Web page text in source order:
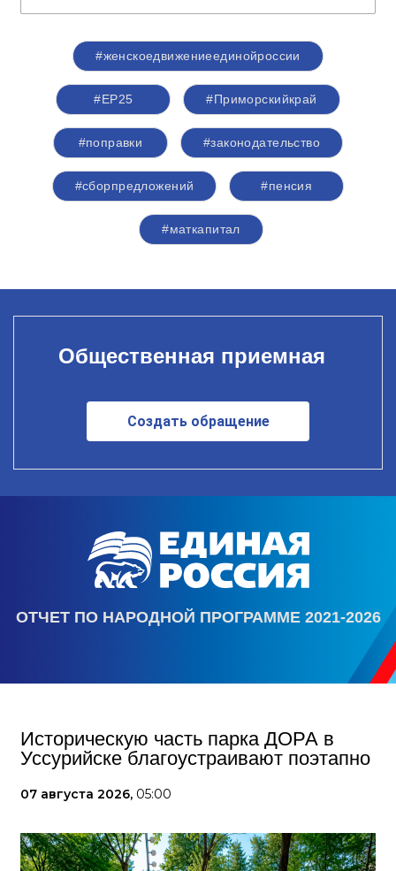
#женскоедвижениеединойроссии
#ЕР25 #Приморскийкрай
#поправки #законодательство
#сборпредложений #пенсия
#маткапитал
Общественная приемная
Создать обращение
ОТЧЕТ ПО НАРОДНОЙ ПРОГРАММЕ 2021-2026
Историческую часть парка ДОРА в
Уссурийске благоустраивают поэтапно
07 августа 2026, 05:00